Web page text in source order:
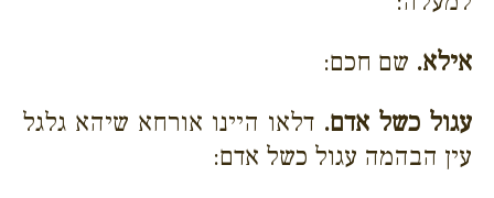
אילא. שם חכם:
עגול כשל אדם. דלאו היינו אורחא שיהא גלגל
עין הבהמה עגול כשל אדם: